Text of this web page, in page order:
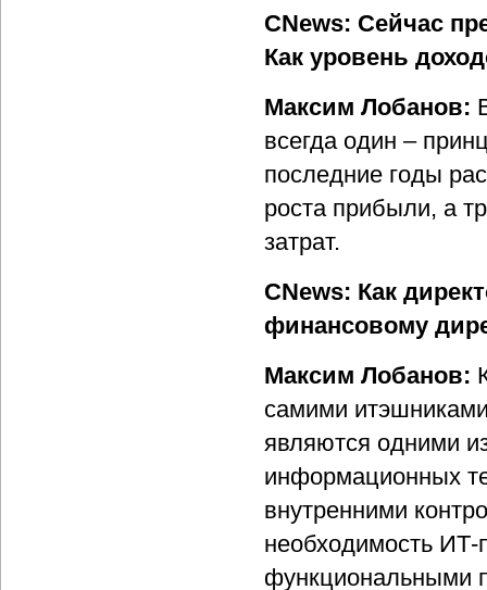
CNews: Сейчас
Как уровень
Максим Лобанов:
всегда один –
последние годы
роста прибыли, а
затрат.
CNews: Как
финансовому
Максим Лобанов:
самими
являются одними
информационных
внутренними
необходимость ИТ-
функциональными